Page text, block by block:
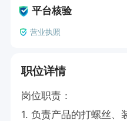
平台核验
营业执照
职位详情
岗位职责：
1. 负责产品的打螺丝、